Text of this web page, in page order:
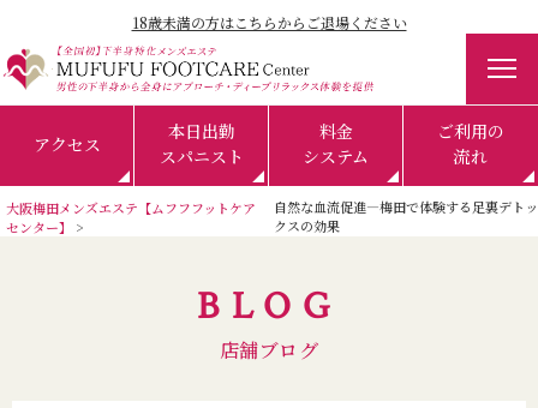
18歳未満の方はこちらからご退場ください
アクセス
本日出勤
スパニスト
料金
システム
ご利用の
流れ
大阪梅田メンズエステ【ムフフフットケア
センター】
自然な血流促進―梅田で体験する足裏デトッ
クスの効果
BLOG
店舗ブログ